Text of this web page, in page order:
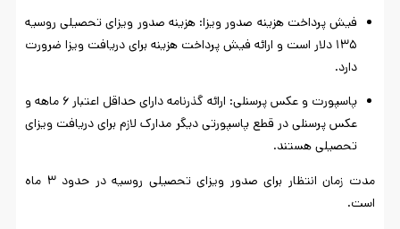
فیش پرداخت هزینه صدور ویزا: هزینه صدور ویزای تحصیلی روسیه
۱۳۵ دلار است و ارائه فیش پرداخت هزینه برای دریافت ویزا ضرورت
دارد.
پاسپورت و عکس پرسنلی: ارائه گذرنامه دارای حداقل اعتبار ۶ ماهه و
عکس پرسنلی در قطع پاسپورتی دیگر مدارک لازم برای دریافت ویزای
تحصیلی هستند.
مدت زمان انتظار برای صدور ویزای تحصیلی روسیه در حدود ۳ ماه
است.